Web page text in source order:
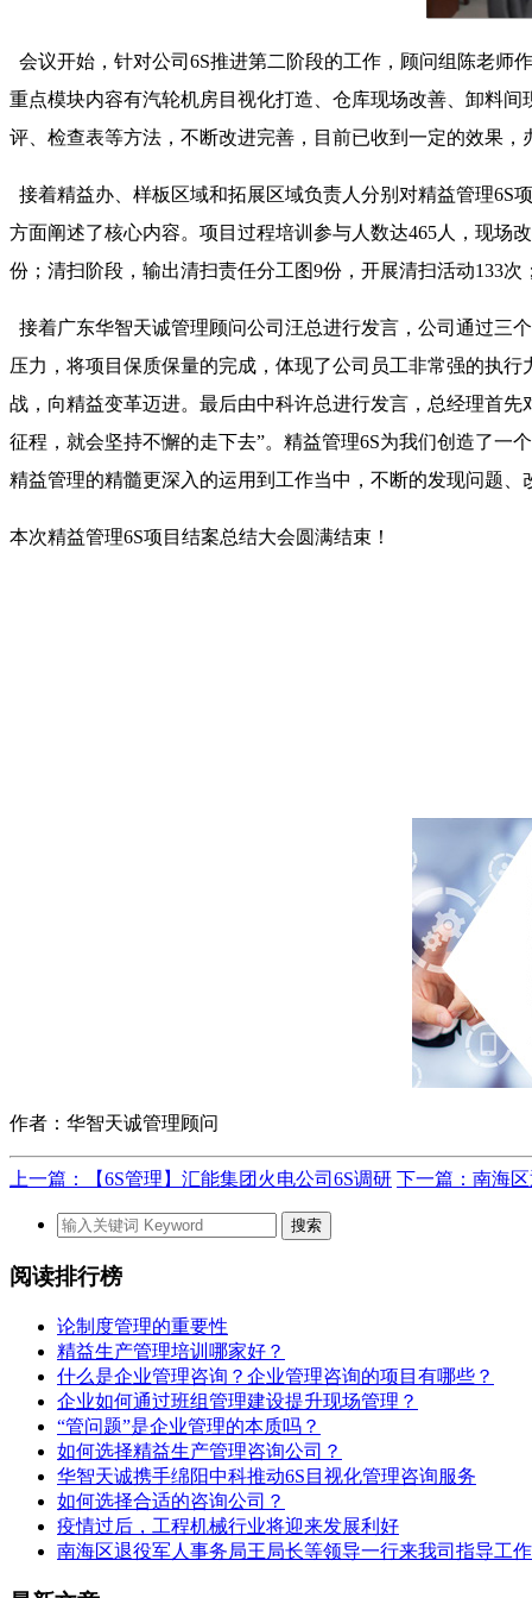
会议开始，针对公司6S推进第二阶段的工作，顾问组陈老师
重点模块内容有汽轮机房目视化打造、仓库现场改善、卸料
评、检查表等方法，不断改进完善，目前已收到一定的效果
接着精益办、样板区域和拓展区域负责人分别对精益管理6S
方面阐述了核心内容。项目过程培训参与人数达465人，现场
份；清扫阶段，输出清扫责任分工图9份，开展清扫活动133
接着广东华智天诚管理顾问公司汪总进行发言，公司通过三
压力，将项目保质保量的完成，体现了公司员工非常强的执
战，向精益变革迈进。最后由中科许总进行发言，总经理首
征程，就会坚持不懈的走下去”。精益管理6S为我们创造了
精益管理的精髓更深入的运用到工作当中，不断的发现问题
本次精益管理6S项目结案总结大会圆满结束！
作者：华智天诚管理顾问
上一篇：【6S管理】汇能集团火电公司6S调研 下一篇：南海
阅读排行榜
论制度管理的重要性
精益生产管理培训哪家好？
什么是企业管理咨询？企业管理咨询的项目有哪些？
企业如何通过班组管理建设提升现场管理？
“管问题”是企业管理的本质吗？
如何选择精益生产管理咨询公司？
华智天诚携手绵阳中科推动6S目视化管理咨询服务
如何选择合适的咨询公司？
疫情过后，工程机械行业将迎来发展利好
南海区退役军人事务局王局长等领导一行来我司指导工作